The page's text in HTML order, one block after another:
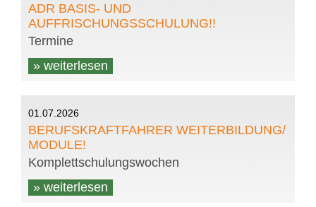
ADR BASIS- UND
AUFFRISCHUNGSSCHULUNG!!
Termine
» weiterlesen
01.07.2026
BERUFSKRAFTFAHRER WEITERBILDUNG/
MODULE!
Komplettschulungswochen
» weiterlesen